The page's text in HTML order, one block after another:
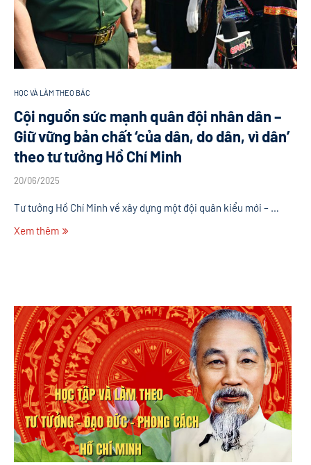
HỌC VÀ LÀM THEO BÁC
Cội nguồn sức mạnh quân đội nhân dân –
Giữ vững bản chất ‘của dân, do dân, vì dân’
theo tư tưởng Hồ Chí Minh
20/06/2025
Tư tưởng Hồ Chí Minh về xây dựng một đội quân kiểu mới – …
Xem thêm